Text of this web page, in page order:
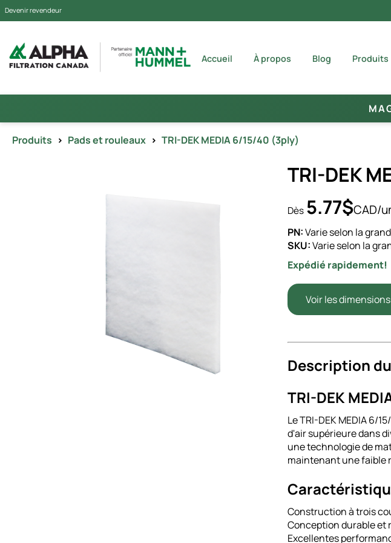
Devenir revendeur
Accueil À propos Blog Produits
Produits > Pads et rouleaux > TRI-DEK MEDIA 6/15/40 (3ply)
TRI-DEK
Dès 5.77$CAD/
PN:Varie selon la
SKU:Varie selon la
Expédié rapidement!
Voir les dimensions
Description
TRI-DEK
Le TRI-DEK MEDIA 6/
d'air supérieure dans
une technologie de
maintenant une faible
Construction à trois
Conception durable et
Excellentes